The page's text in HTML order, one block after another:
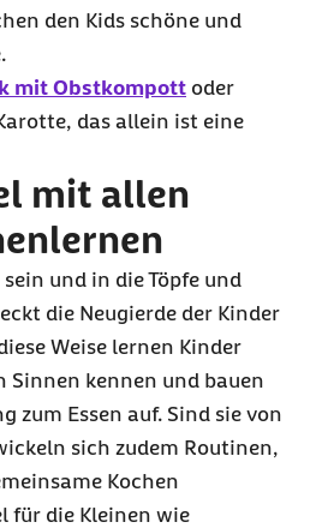
den Kids schöne und
mit Obstkompott oder
das allein ist eine
mit allen
und in die Töpfe und
die Neugierde der Kinder
Weise lernen Kinder
kennen und bauen
zum Essen auf. Sind sie von
sich zudem Routinen,
Kochen
für die Kleinen wie